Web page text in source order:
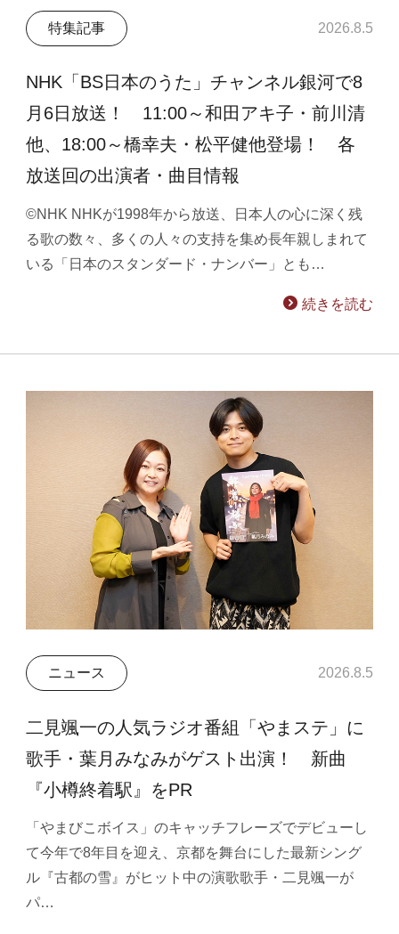
特集記事 2026.8.5
NHK「BS日本のうた」チャンネル銀河で8
月6日放送！ 11:00～和田アキ子・前川清
他、18:00～橋幸夫・松平健他登場！ 各
放送回の出演者・曲目情報
©NHK NHKが1998年から放送、日本人の心に深く残
る歌の数々、多くの人々の支持を集め長年親しまれて
いる「日本のスタンダード・ナンバー」とも…
続きを読む
ニュース 2026.8.5
二見颯一の人気ラジオ番組「やまステ」に
歌手・葉月みなみがゲスト出演！ 新曲
『小樽終着駅』をPR
「やまびこボイス」のキャッチフレーズでデビューし
て今年で8年目を迎え、京都を舞台にした最新シング
ル『古都の雪』がヒット中の演歌歌手・二見颯一が
パ…